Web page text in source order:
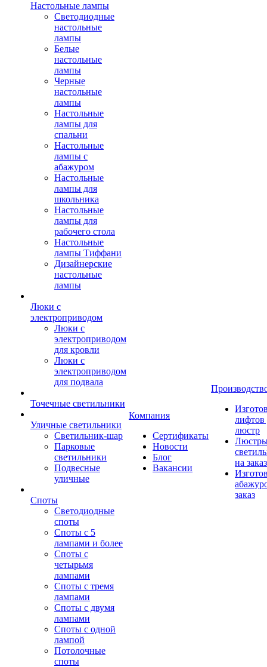
Настольные лампы
Светодиодные
настольные
лампы
Белые
настольные
лампы
Черные
настольные
лампы
Настольные
лампы для
спальни
Настольные
лампы с
абажуром
Настольные
лампы для
школьника
Настольные
лампы для
рабочего стола
Настольные
лампы Тиффани
Дизайнерские
настольные
лампы
Люки с
электроприводом
Люки с
электроприводом
для кровли
Люки с
электроприводом
для подвала
Точечные светильники
Уличные светильники
Светильник-шар
Парковые
светильники
Подвесные
уличные
Споты
Светодиодные
споты
Споты с 5
лампами и более
Споты с
четырьмя
лампами
Споты с тремя
лампами
Споты с двумя
лампами
Споты с одной
лампой
Потолочные
споты
Компания
Сертификаты
Новости
Блог
Вакансии
лифтов
люстр
на заказ
заказ